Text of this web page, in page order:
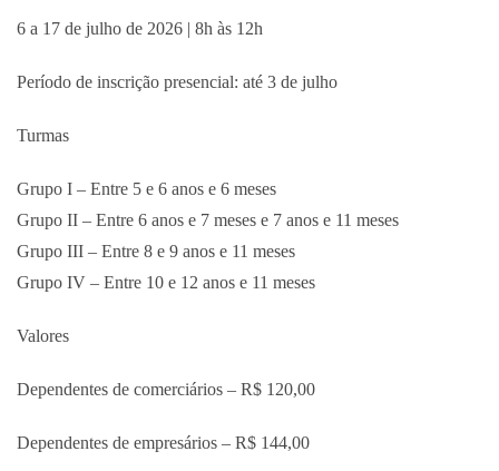
6 a 17 de julho de 2026 | 8h às 12h
Período de inscrição presencial: até 3 de julho
Turmas
Grupo I – Entre 5 e 6 anos e 6 meses
Grupo II – Entre 6 anos e 7 meses e 7 anos e 11 meses
Grupo III – Entre 8 e 9 anos e 11 meses
Grupo IV – Entre 10 e 12 anos e 11 meses
Valores
Dependentes de comerciários – R$ 120,00
Dependentes de empresários – R$ 144,00